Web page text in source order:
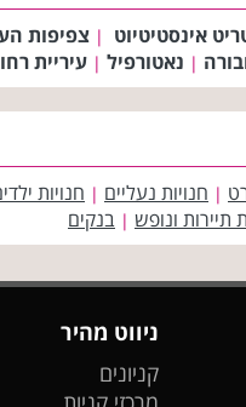
אינסטיטיוט | צפיפות
| נאטורפיל | עיריית
| חנויות נעליים | חנויות
תיירות ונופש | בנקים
ניווט מהיר
קניונים